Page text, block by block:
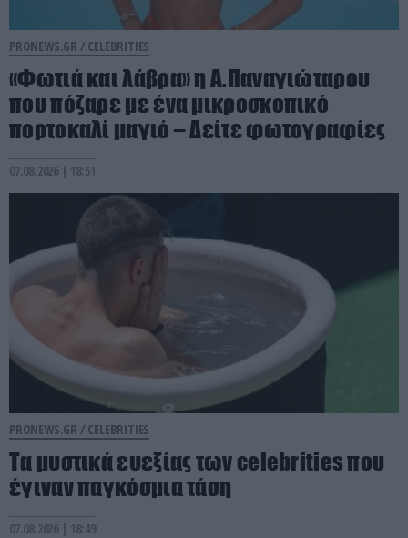
PRONEWS.GR / CELEBRITIES
«Φωτιά και λάβρα» η Α.Παναγιώταρου
που πόζαρε με ένα μικροσκοπικό
πορτοκαλί μαγιό – Δείτε φωτογραφίες
07.08.2026 | 18:51
PRONEWS.GR / CELEBRITIES
Τα μυστικά ευεξίας των celebrities που
έγιναν παγκόσμια τάση
07.08.2026 | 18:49